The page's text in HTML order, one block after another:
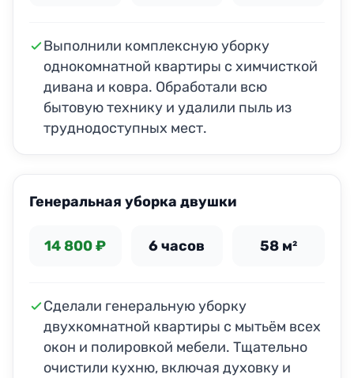
Выполнили комплексную уборку
однокомнатной квартиры с химчисткой
дивана и ковра. Обработали всю
бытовую технику и удалили пыль из
труднодоступных мест.
Генеральная уборка двушки
14 800 ₽ 6 часов 58 м²
Сделали генеральную уборку
двухкомнатной квартиры с мытьём всех
окон и полировкой мебели. Тщательно
очистили кухню, включая духовку и